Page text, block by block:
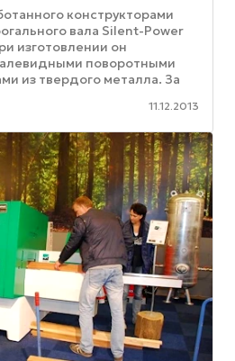
конструкторами
вала Silent-Power
изготовлении он
поворотными
из твердого металла. За
также ...
11.12.2013